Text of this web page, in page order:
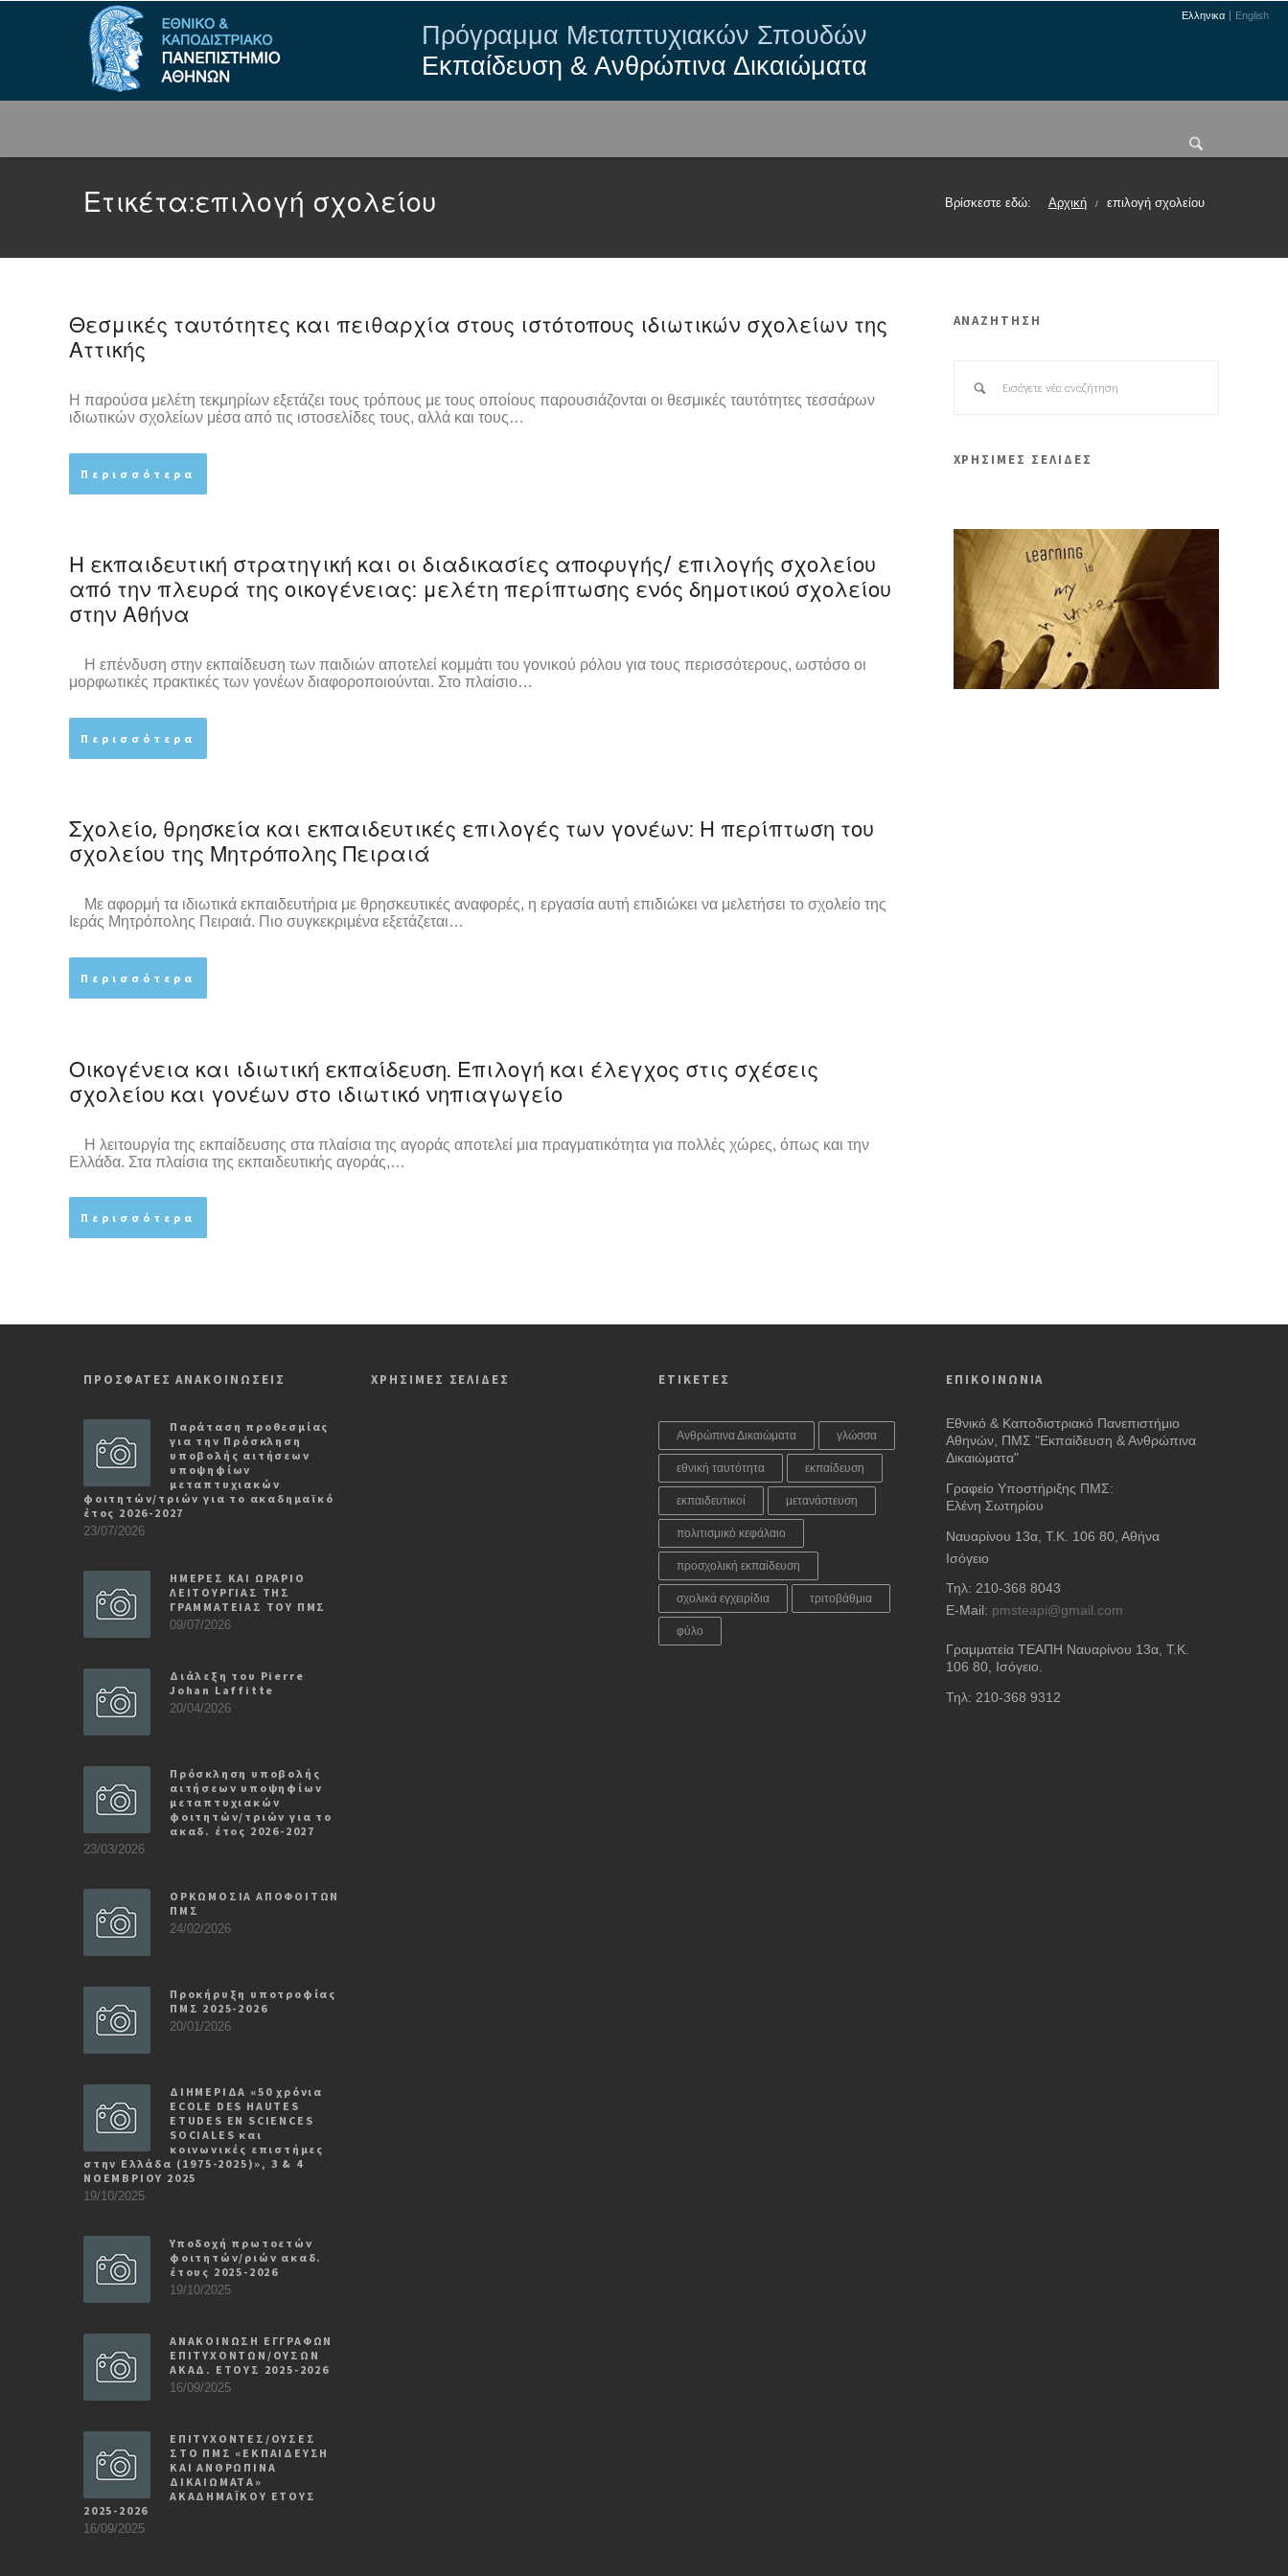
Ελληνικα English
Πρόγραμμα Μεταπτυχιακών Σπουδών
Εκπαίδευση & Ανθρώπινα Δικαιώματα
Ετικέτα:επιλογή σχολείου Βρίσκεστε εδώ: Αρχική / επιλογή σχολείου
Θεσμικές ταυτότητες και πειθαρχία στους ιστότοπους ιδιωτικών σχολείων της
Αττικής
Η παρούσα μελέτη τεκμηρίων εξετάζει τους τρόπους με τους οποίους παρουσιάζονται οι θεσμικές ταυτότητες τεσσάρων
ιδιωτικών σχολείων μέσα από τις ιστοσελίδες τους, αλλά και τους…
Περισσότερα
Η εκπαιδευτική στρατηγική και οι διαδικασίες αποφυγής/ επιλογής σχολείου
από την πλευρά της οικογένειας: μελέτη περίπτωσης ενός δημοτικού σχολείου
στην Αθήνα
Η επένδυση στην εκπαίδευση των παιδιών αποτελεί κομμάτι του γονικού ρόλου για τους περισσότερους, ωστόσο οι
μορφωτικές πρακτικές των γονέων διαφοροποιούνται. Στο πλαίσιο…
Περισσότερα
Σχολείο, θρησκεία και εκπαιδευτικές επιλογές των γονέων: Η περίπτωση του
σχολείου της Μητρόπολης Πειραιά
Με αφορμή τα ιδιωτικά εκπαιδευτήρια με θρησκευτικές αναφορές, η εργασία αυτή επιδιώκει να μελετήσει το σχολείο της
Ιεράς Μητρόπολης Πειραιά. Πιο συγκεκριμένα εξετάζεται…
Περισσότερα
Οικογένεια και ιδιωτική εκπαίδευση. Επιλογή και έλεγχος στις σχέσεις
σχολείου και γονέων στο ιδιωτικό νηπιαγωγείο
Η λειτουργία της εκπαίδευσης στα πλαίσια της αγοράς αποτελεί μια πραγματικότητα για πολλές χώρες, όπως και την
Ελλάδα. Στα πλαίσια της εκπαιδευτικής αγοράς,…
Περισσότερα
ΑΝΑΖΗΤΗΣΗ
ΧΡΗΣΙΜΕΣ ΣΕΛΙΔΕΣ
ΠΡΟΣΦΑΤΕΣ ΑΝΑΚΟΙΝΩΣΕΙΣ
Παράταση προθεσμίας
για την Πρόσκληση
υποβολής αιτήσεων
υποψηφίων
μεταπτυχιακών
φοιτητών/τριών για το ακαδημαϊκό
έτος 2026-2027
23/07/2026
ΗΜΕΡΕΣ ΚΑΙ ΩΡΑΡΙΟ
ΛΕΙΤΟΥΡΓΙΑΣ ΤΗΣ
ΓΡΑΜΜΑΤΕΙΑΣ ΤΟΥ ΠΜΣ
09/07/2026
Διάλεξη του Pierre
Johan Laffitte
20/04/2026
Πρόσκληση υποβολής
αιτήσεων υποψηφίων
μεταπτυχιακών
φοιτητών/τριών για το
ακαδ. έτος 2026-2027
23/03/2026
ΟΡΚΩΜΟΣΙΑ ΑΠΟΦΟΙΤΩΝ
ΠΜΣ
24/02/2026
Προκήρυξη υποτροφίας
ΠΜΣ 2025-2026
20/01/2026
ΔΙΗΜΕΡΙΔΑ «50 χρόνια
ECOLE DES HAUTES
ETUDES EN SCIENCES
SOCIALES και
κοινωνικές επιστήμες
στην Ελλάδα (1975-2025)», 3 & 4
ΝΟΕΜΒΡΙΟΥ 2025
19/10/2025
Υποδοχή πρωτοετών
φοιτητών/ριών ακαδ.
έτους 2025-2026
19/10/2025
ΑΝΑΚΟΙΝΩΣΗ ΕΓΓΡΑΦΩΝ
ΕΠΙΤΥΧΟΝΤΩΝ/ΟΥΣΩΝ
ΑΚΑΔ. ΕΤΟΥΣ 2025-2026
16/09/2025
ΕΠΙΤΥΧΟΝΤΕΣ/ΟΥΣΕΣ
ΣΤΟ ΠΜΣ «ΕΚΠΑΙΔΕΥΣΗ
ΚΑΙ ΑΝΘΡΩΠΙΝΑ
ΔΙΚΑΙΩΜΑΤΑ»
ΑΚΑΔΗΜΑΪΚΟΥ ΕΤΟΥΣ
2025-2026
16/09/2025
ΧΡΗΣΙΜΕΣ ΣΕΛΙΔΕΣ ΕΤΙΚΕΤΕΣ
Ανθρώπινα Δικαιώματα γλώσσα
εθνική ταυτότητα εκπαίδευση
εκπαιδευτικοί μετανάστευση
πολιτισμικό κεφάλαιο
προσχολική εκπαίδευση
σχολικά εγχειρίδια τριτοβάθμια
φύλο
ΕΠΙΚΟΙΝΩΝΙΑ
Εθνικό & Καποδιστριακό Πανεπιστήμιο
Αθηνών, ΠΜΣ "Εκπαίδευση & Ανθρώπινα
Δικαιώματα"
Γραφείο Υποστήριξης ΠΜΣ:
Ελένη Σωτηρίου
Ναυαρίνου 13α, Τ.Κ. 106 80, Αθήνα
Ισόγειο
Τηλ: 210-368 8043
E-Mail: pmsteapi@gmail.com
Γραμματεία ΤΕΑΠΗ Ναυαρίνου 13α, Τ.Κ.
106 80, Ισόγειο.
Τηλ: 210-368 9312